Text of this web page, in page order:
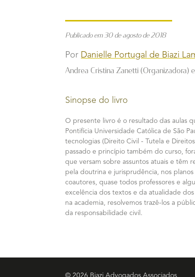
Publicado em 30 de agosto de 2018
Por Danielle Portugal de Biazi
Andrea Cristina Zanetti (Organizadora)
Sinopse do livro
O presente livro é o resultado das aulas
Pontifícia Universidade Católica de São
tecnologias (Direito Civil - Tutela e
passado e princípio também do curso,
que versam sobre assuntos atuais e têm
pela doutrina e jurisprudência, nos
coautores, quase todos professores e
excelência dos textos e da atualidade
na academia, resolvemos trazê-los a
da responsabilidade civil.